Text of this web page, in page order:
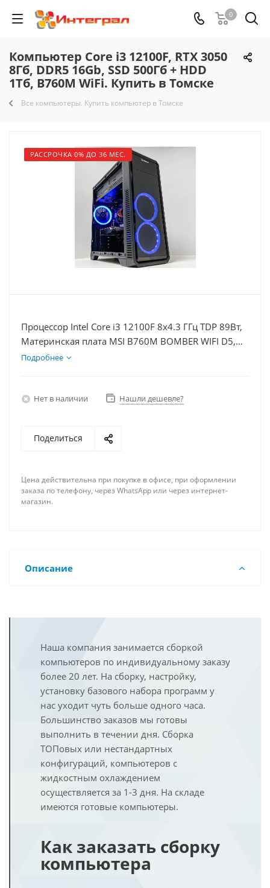
0
Компьютер Core i3 12100F, RTX 3050
8Гб, DDR5 16Gb, SSD 500Гб + HDD
1Тб, B760M WiFi. Купить в Томске
Все компьютеры. Купить компьютер в Томске
РАССРОЧКА 0% ДО 36 МЕС.
Процессор Intel Core i3 12100F 8x4.3 ГГц TDP 89Вт,
Материнская плата MSI B760M BOMBER WIFI D5,
Видеокарта RTX 3050 8Гб, Память DDR5 16Gb,
Подробнее
Нет в наличии Нашли дешевле?
Поделиться
Цена действительна при покупке в офисе, при оформлении
заказа по телефону, через WhatsApp или через интернет-
магазин.
Описание
Наша компания занимается сборкой
компьютеров по индивидуальному заказу
более 20 лет. На сборку, настройку,
установку базового набора программ у
нас уходит чуть больше одного часа.
Большинство заказов мы готовы
выполнить в течении дня. Сборка
ТОПовых или нестандартных
конфигураций, компьютеров с
жидкостным охлаждением
осуществляется за 1-3 дня. На складе
имеются готовые компьютеры.
Как заказать сборку
компьютера